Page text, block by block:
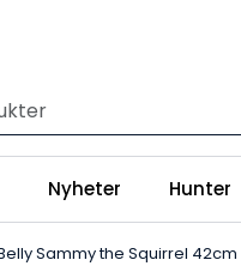
Nyheter Hunter
Sammy the Squirrel 42cm